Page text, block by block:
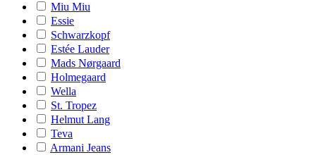
Miu Miu
Essie
Schwarzkopf
Estée Lauder
Mads Nørgaard
Holmegaard
Wella
St. Tropez
Helmut Lang
Teva
Armani Jeans